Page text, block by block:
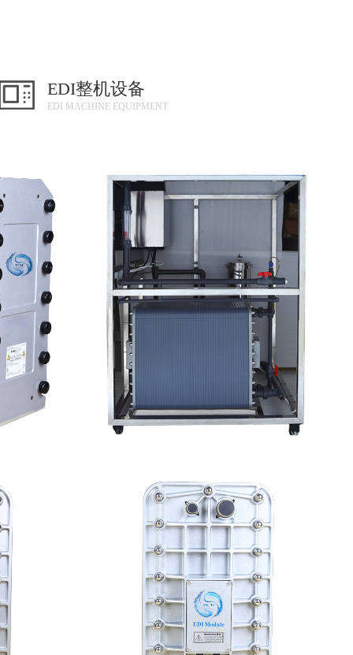
EDI整机设备
EDI MACHINE EQUIPMENT
MK-TC500 EDI设备维修
查看详情